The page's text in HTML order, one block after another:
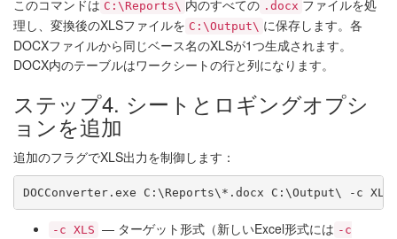
このコマンドは C:\Reports\ 内のすべての .docx ファイルを処
理し、変換後のXLSファイルを C:\Output\ に保存します。各
DOCXファイルから同じベース名のXLSが1つ生成されます。
DOCX内のテーブルはワークシートの行と列になります。
ステップ4. シートとロギングオプシ
ョンを追加
追加のフラグでXLS出力を制御します：
DOCConverter.exe C:\Reports\*.docx C:\Output\ -c
-c XLS — ターゲット形式（新しいExcel形式には -c